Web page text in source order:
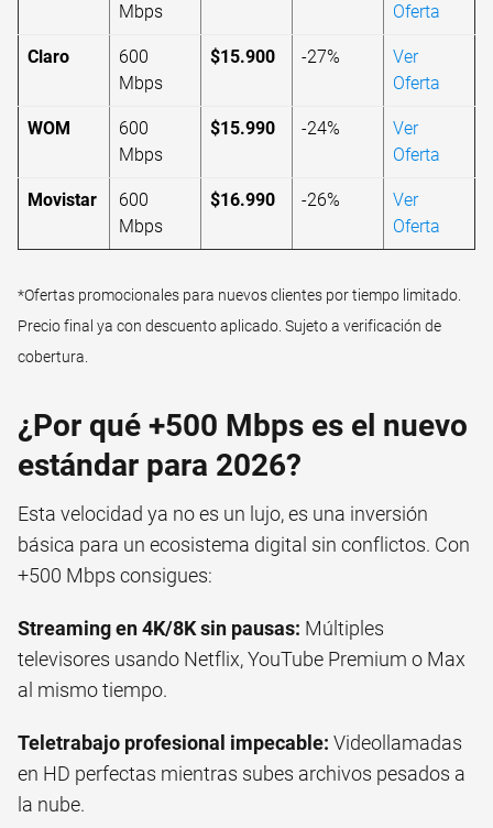
Mbps
Oferta
Claro
600
Mbps
$15.900 -27%
Ver
Oferta
WOM
600
Mbps
$15.990 -24%
Ver
Oferta
Movistar
600
Mbps
$16.990 -26%
Ver
Oferta
*Ofertas promocionales para nuevos clientes por tiempo limitado.
Precio final ya con descuento aplicado. Sujeto a verificación de
cobertura.
¿Por qué +500 Mbps es el nuevo
estándar para 2026?
Esta velocidad ya no es un lujo, es una inversión
básica para un ecosistema digital sin conflictos. Con
+500 Mbps consigues:
Streaming en 4K/8K sin pausas: Múltiples
televisores usando Netflix, YouTube Premium o Max
al mismo tiempo.
Teletrabajo profesional impecable: Videollamadas
en HD perfectas mientras subes archivos pesados a
la nube.